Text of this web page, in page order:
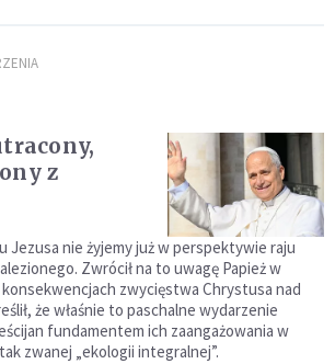
z
Jezusa nie żyjemy już w perspektywie raju
Zwrócił na to uwagę Papież w
zwycięstwa Chrystusa nad
że właśnie to paschalne wydarzenie
fundamentem ich zaangażowania w
zwanej „ekologii integralnej”.